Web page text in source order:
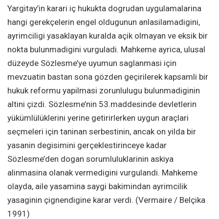
Yargitay’in karari iç hukukta dogrudan uygulamalarina
hangi gerekçelerin engel oldugunun anlasilamadigini,
ayrimciligi yasaklayan kuralda açik olmayan ve eksik bir
nokta bulunmadigini vurguladi. Mahkeme ayrica, ulusal
düzeyde Sözlesme’ye uyumun saglanmasi için
mevzuatin bastan sona gözden geçirilerek kapsamli bir
hukuk reformu yapilmasi zorunlulugu bulunmadiginin
altini çizdi. Sözlesme’nin 53.maddesinde devletlerin
yükümlülüklerini yerine getirirlerken uygun araçlari
seçmeleri için taninan serbestinin, ancak on yilda bir
yasanin degisimini gerçeklestirinceye kadar
Sözlesme’den dogan sorumluluklarinin askiya
alinmasina olanak vermedigini vurgulandi. Mahkeme
olayda, aile yasamina saygi bakimindan ayrimcilik
yasaginin çignendigine karar verdi. (Vermaire / Belçika
1991)